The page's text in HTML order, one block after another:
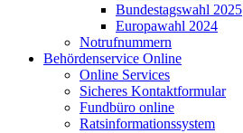
Bundestagswahl 2025
Europawahl 2024
Notrufnummern
Behördenservice Online
Online Services
Sicheres Kontaktformular
Fundbüro online
Ratsinformationssystem